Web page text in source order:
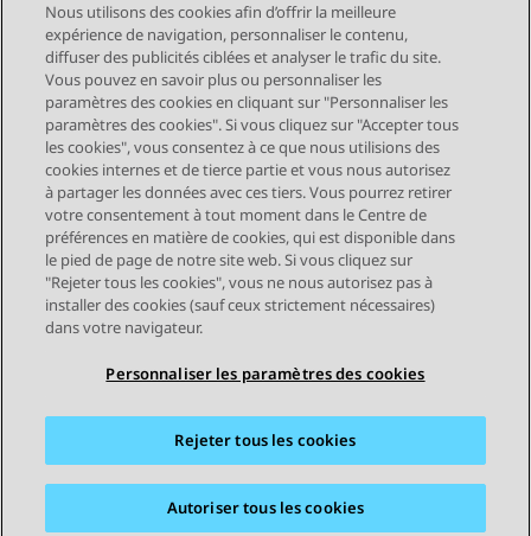
Send Feedback
Navigation par sujet
Sujet précédent Sujet suivant
STAY CONNECTED
Conditions d'utilisation
© 2026 Avaya LLC
Nous utilisons des cookies afin d’offrir la meilleure
expérience de navigation, personnaliser le contenu,
diffuser des publicités ciblées et analyser le trafic du site.
Vous pouvez en savoir plus ou personnaliser les
paramètres des cookies en cliquant sur "Personnaliser les
paramètres des cookies". Si vous cliquez sur "Accepter tous
les cookies", vous consentez à ce que nous utilisions des
cookies internes et de tierce partie et vous nous autorisez
à partager les données avec ces tiers. Vous pourrez retirer
votre consentement à tout moment dans le Centre de
préférences en matière de cookies, qui est disponible dans
le pied de page de notre site web. Si vous cliquez sur
"Rejeter tous les cookies", vous ne nous autorisez pas à
installer des cookies (sauf ceux strictement nécessaires)
dans votre navigateur.
Personnaliser les paramètres des cookies
Rejeter tous les cookies
Autoriser tous les cookies